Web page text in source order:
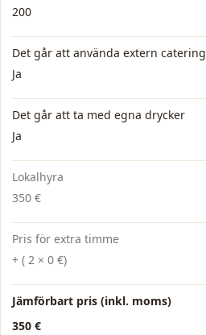
200
Det går att använda extern catering
Ja
Det går att ta med egna drycker
Ja
Lokalhyra
350 €
Pris för extra timme
+ ( 2 × 0 €)
Jämförbart pris (inkl. moms)
350 €